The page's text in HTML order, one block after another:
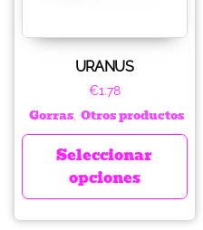
URANUS
€1.78
Gorras Otros productos
Seleccionar
opciones